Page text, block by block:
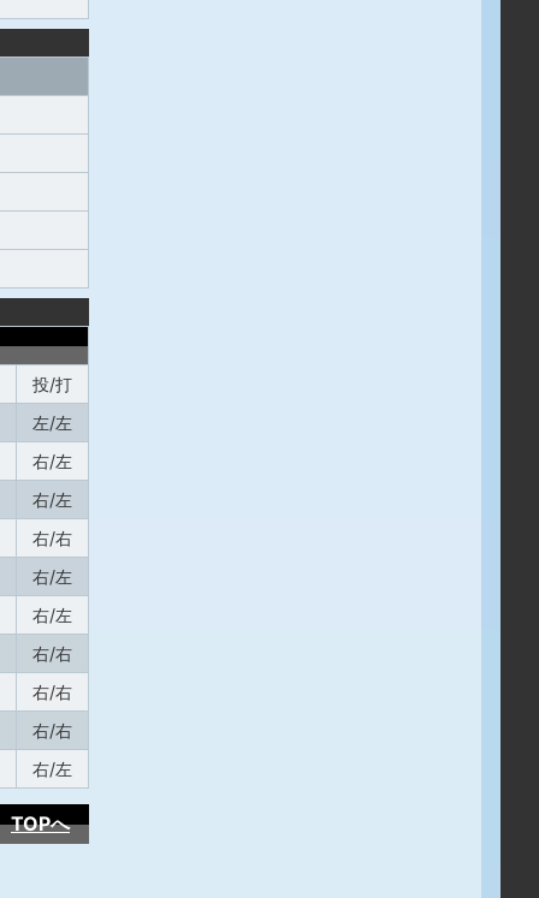
投/打
左/左
右/左
右/左
右/右
右/左
右/左
右/右
右/右
右/右
右/左
TOPへ